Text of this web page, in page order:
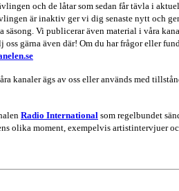
och de låtar som sedan får tävla i
är inaktiv ger vi dig senaste nytt och
säsong. Vi publicerar även material i våra
oss gärna även där! Om du har frågor eller
kanaler ägs av oss eller används med
Radio International som regelbundet
olika moment, exempelvis artistintervjuer